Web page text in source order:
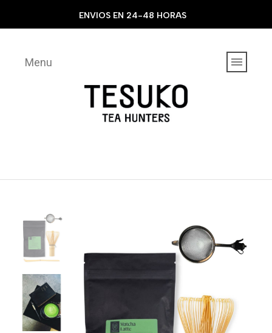
ENVIOS EN 24-48 HORAS
Menu